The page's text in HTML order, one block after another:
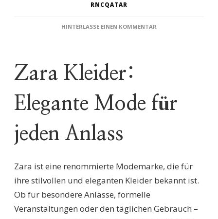
RNCQATAR
HINTERLASSE EINEN KOMMENTAR
Zara Kleider:
Elegante Mode für
jeden Anlass
Zara ist eine renommierte Modemarke, die für
ihre stilvollen und eleganten Kleider bekannt ist.
Ob für besondere Anlässe, formelle
Veranstaltungen oder den täglichen Gebrauch –